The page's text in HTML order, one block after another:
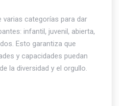
varias categorías para dar
infantil, juvenil, abierta,
Esto garantiza que
y capacidades puedan
la diversidad y el orgullo.